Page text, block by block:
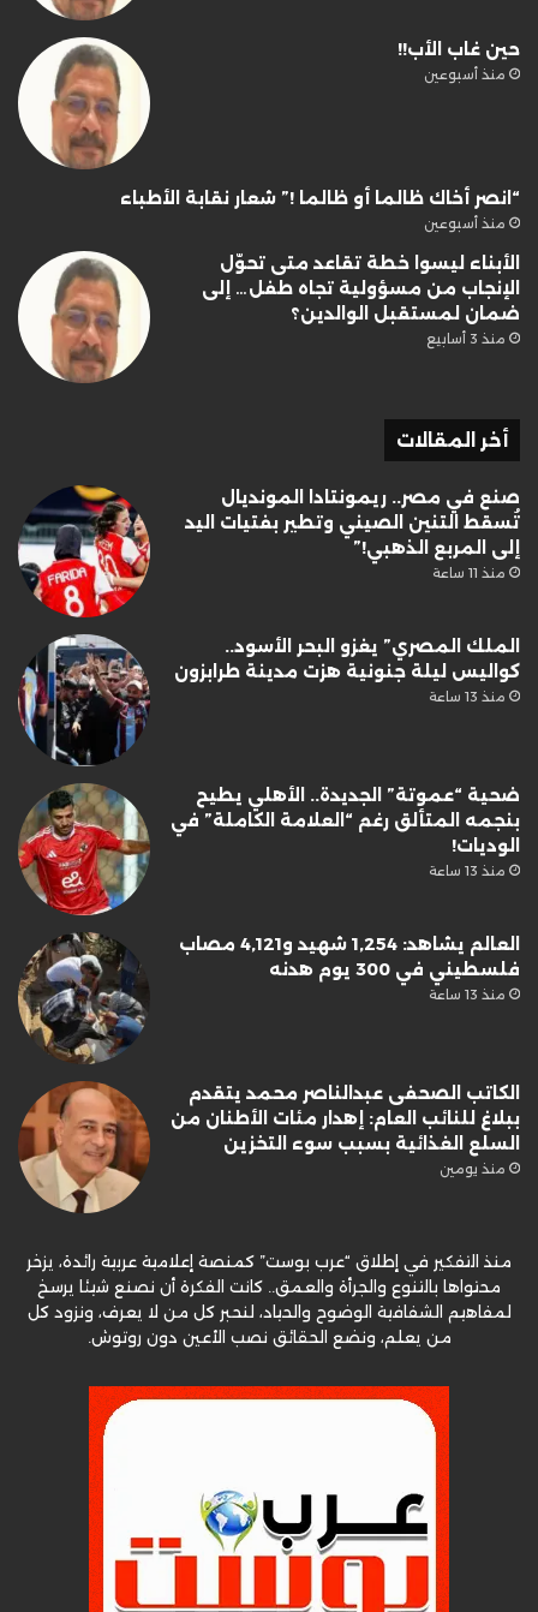
حين غاب الأب!!
منذ أسبوعين
“انصر أخاك ظالما أو ظالما !” شعار نقابة الأطباء
منذ أسبوعين
الأبناء ليسوا خطة تقاعد متى تحوّل
الإنجاب من مسؤولية تجاه طفل… إلى
ضمان لمستقبل الوالدين؟
منذ 3 أسابيع
أخر المقالات
صنع في مصر.. ريمونتادا المونديال
تُسقط التنين الصيني وتطير بفتيات اليد
إلى المربع الذهبي!”
منذ 11 ساعة
الملك المصري” يغزو البحر الأسود..
كواليس ليلة جنونية هزت مدينة طرابزون
منذ 13 ساعة
ضحية “عموتة” الجديدة.. الأهلي يطيح
بنجمه المتألق رغم “العلامة الكاملة” في
الوديات!
منذ 13 ساعة
العالم يشاهد: 1,254 شهيد و4,121 مصاب
فلسطيني في 300 يوم هدنه
منذ 13 ساعة
الكاتب الصحفى عبدالناصر محمد يتقدم
ببلاغ للنائب العام: إهدار مئات الأطنان من
السلع الغذائية بسبب سوء التخزين
منذ يومين
منذ التفكير في إطلاق “عرب بوست” كمنصة إعلامية عربية رائدة، يزخر
محتواها بالتنوع والجرأة والعمق.. كانت الفكرة أن نصنع شيئا يرسخ
لمفاهيم الشفافية الوضوح والحياد، لنحبر كل من لا يعرف، ونزود كل
من يعلم، ونضع الحقائق نصب الأعين دون روتوش.